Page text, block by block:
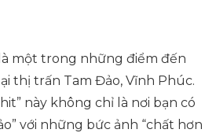
một trong những điểm đến
thị trấn Tam Đảo, Vĩnh Phúc.
này không chỉ là nơi bạn có
với những bức ảnh “chất hơn